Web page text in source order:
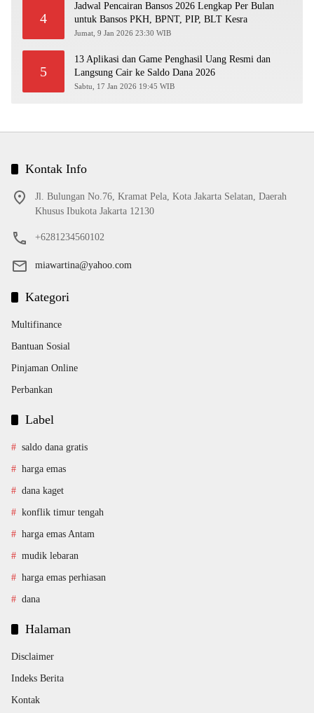
4
Jadwal Pencairan Bansos 2026 Lengkap Per Bulan
untuk Bansos PKH, BPNT, PIP, BLT Kesra
Jumat, 9 Jan 2026 23:30 WIB
5
13 Aplikasi dan Game Penghasil Uang Resmi dan
Langsung Cair ke Saldo Dana 2026
Sabtu, 17 Jan 2026 19:45 WIB
Kontak Info
Jl. Bulungan No.76, Kramat Pela, Kota Jakarta Selatan, Daerah
Khusus Ibukota Jakarta 12130
+6281234560102
miawartina@yahoo.com
Kategori
Multifinance
Bantuan Sosial
Pinjaman Online
Perbankan
Label
saldo dana gratis
harga emas
dana kaget
konflik timur tengah
harga emas Antam
mudik lebaran
harga emas perhiasan
dana
Halaman
Disclaimer
Indeks Berita
Kontak